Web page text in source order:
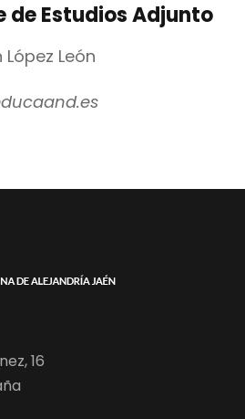
de Estudios Adjunto
León
16